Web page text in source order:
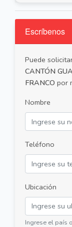
Escríbenos
Puede
CANTÓN
FRANCO por
Nombre
Teléfono
Ubicación
Ingrese el país